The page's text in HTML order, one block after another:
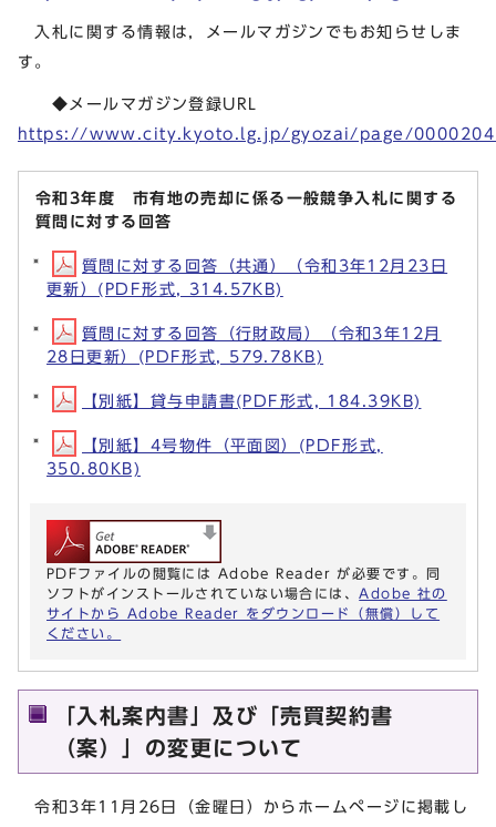
入札に関する情報は，メールマガジンでもお知らせしま
す。
◆メールマガジン登録URL
https://www.city.kyoto.lg.jp/gyozai/page/
令和3年度 市有地の売却に係る一般競争入札に関する
質問に対する回答
質問に対する回答（共通）（令和3年12月23日
更新）(PDF形式, 314.57KB)
質問に対する回答（行財政局）（令和3年12月
28日更新）(PDF形式, 579.78KB)
【別紙】貸与申請書(PDF形式, 184.39KB)
【別紙】4号物件（平面図）(PDF形式,
350.80KB)
PDFファイルの閲覧には Adobe Reader が必要です。同
ソフトがインストールされていない場合には、 Adobe 社の
サイトから Adobe Reader をダウンロード（無償）して
ください。
「入札案内書」及び「売買契約書
（案）」の変更について
令和3年11月26日（金曜日）からホームページに掲載し